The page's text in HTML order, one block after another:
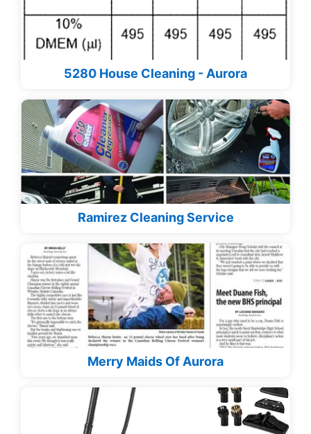
5280 House Cleaning - Aurora
Ramirez Cleaning Service
Merry Maids Of Aurora